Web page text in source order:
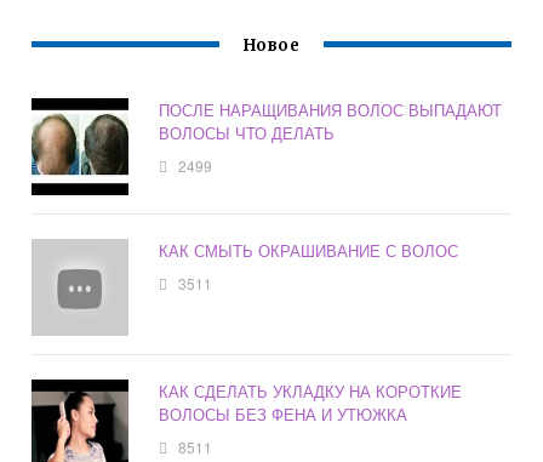
Новое
ПОСЛЕ НАРАЩИВАНИЯ ВОЛОС ВЫПАДАЮТ
ВОЛОСЫ ЧТО ДЕЛАТЬ
2499
КАК СМЫТЬ ОКРАШИВАНИЕ С ВОЛОС
3511
КАК СДЕЛАТЬ УКЛАДКУ НА КОРОТКИЕ
ВОЛОСЫ БЕЗ ФЕНА И УТЮЖКА
8511